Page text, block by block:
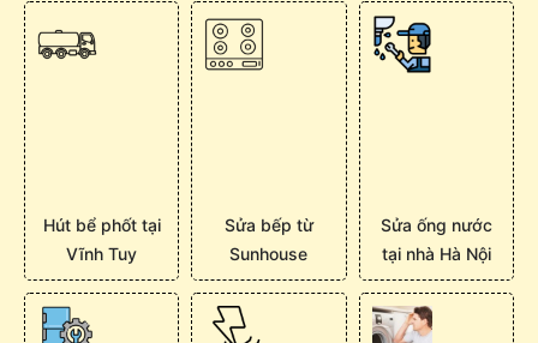
Hút bể phốt tại
Vĩnh Tuy
Sửa bếp từ
Sunhouse
Sửa ống nước
tại nhà Hà Nội